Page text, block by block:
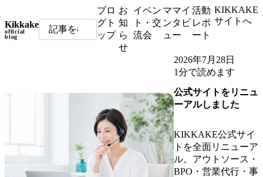
Kikkake
official
blog
ブロ
グト
ップ
お
知
ら
せ
イベン
ト・交
流会
ママイ
ンタビ
ュー
活動
レポ
ート
KIKKAKE
サイトへ
2026年7月28日
1分で読めます
公式サイトをリニュ
ーアルしました
KIKKAKE公式サイ
トを全面リニューア
ル。アウトソース・
BPO・営業代行・事